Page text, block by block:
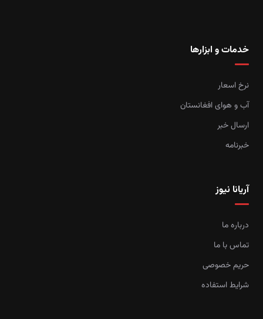
خدمات و ابزارها
نرخ اسعار
آب و هوای افغانستان
ارسال خبر
خبرنامه
آریانا نیوز
درباره ما
تماس با ما
حریم خصوصی
شرایط استفاده